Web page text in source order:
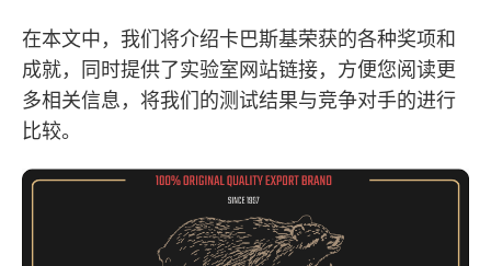
在本文中，我们将介绍卡巴斯基荣获的各种奖项和
成就，同时提供了实验室网站链接，方便您阅读更
多相关信息，将我们的测试结果与竞争对手的进行
比较。